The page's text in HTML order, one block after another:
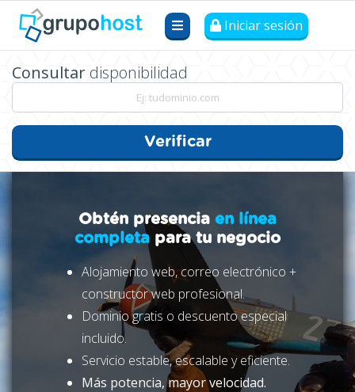
Iniciar sesión
Consultar disponibilidad
Verificar
Obtén presencia en línea
completa para tu negocio
Alojamiento web, correo electrónico +
constructor web profesional.
Dominio gratis o descuento especial
incluido.
Servicio estable, escalable y eficiente.
Más potencia, mayor velocidad.